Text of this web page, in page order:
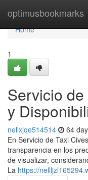
optimusbookmarks
Home
Home
1
Servicio
y
nellxjqe514514 64
En Servicio de Taxi
transparencia en los
de visualizar,
La https://